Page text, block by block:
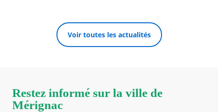
Voir toutes les actualités
Restez informé sur la ville de
Mérignac